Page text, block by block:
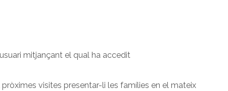
mitjançant el qual ha accedit
visites presentar-li les famílies en el mateix